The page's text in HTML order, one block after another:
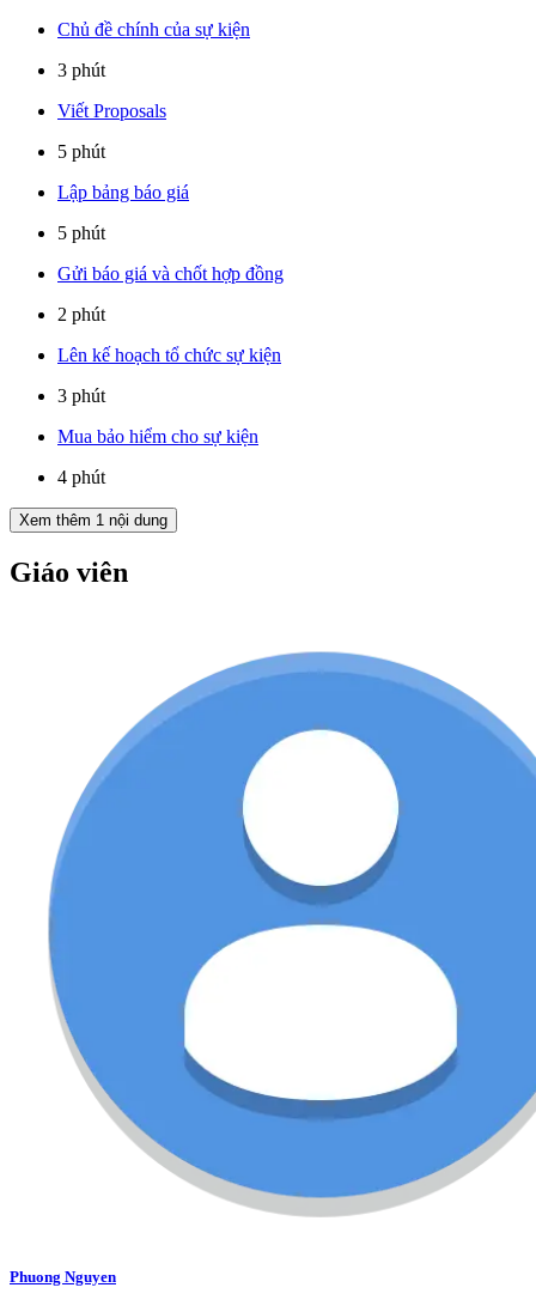
Chủ đề chính của sự kiện
3 phút
Viết Proposals
5 phút
Lập bảng báo giá
5 phút
Gửi báo giá và chốt hợp đồng
2 phút
Lên kế hoạch tổ chức sự kiện
3 phút
Mua bảo hiểm cho sự kiện
4 phút
Xem thêm 1 nội dung
Giáo viên
Phuong Nguyen